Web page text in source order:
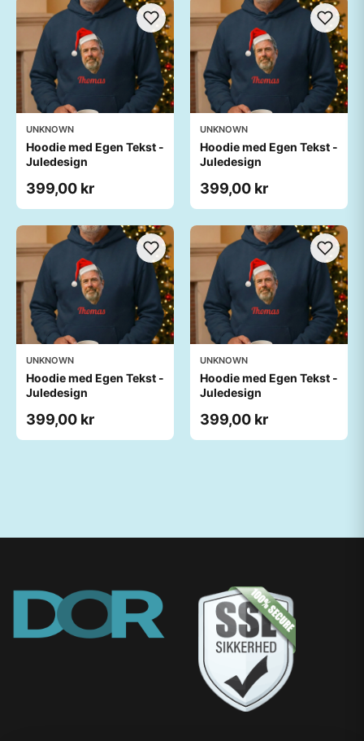
UNKNOWN
Hoodie med Egen Tekst -
Juledesign
399,00 kr
UNKNOWN
Hoodie med Egen Tekst -
Juledesign
399,00 kr
UNKNOWN
Hoodie med Egen Tekst -
Juledesign
399,00 kr
UNKNOWN
Hoodie med Egen Tekst -
Juledesign
399,00 kr